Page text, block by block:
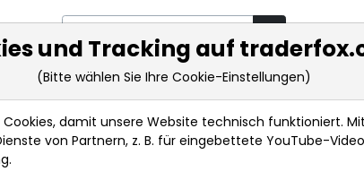
Market Tools Realtimekurse Nachrichten
und Tracking auf
(Bitte wählen Sie Ihre Cookie-Einstellungen)
damit unsere Website technisch funktioniert.
von Partnern, z. B. für eingebettete YouTube-